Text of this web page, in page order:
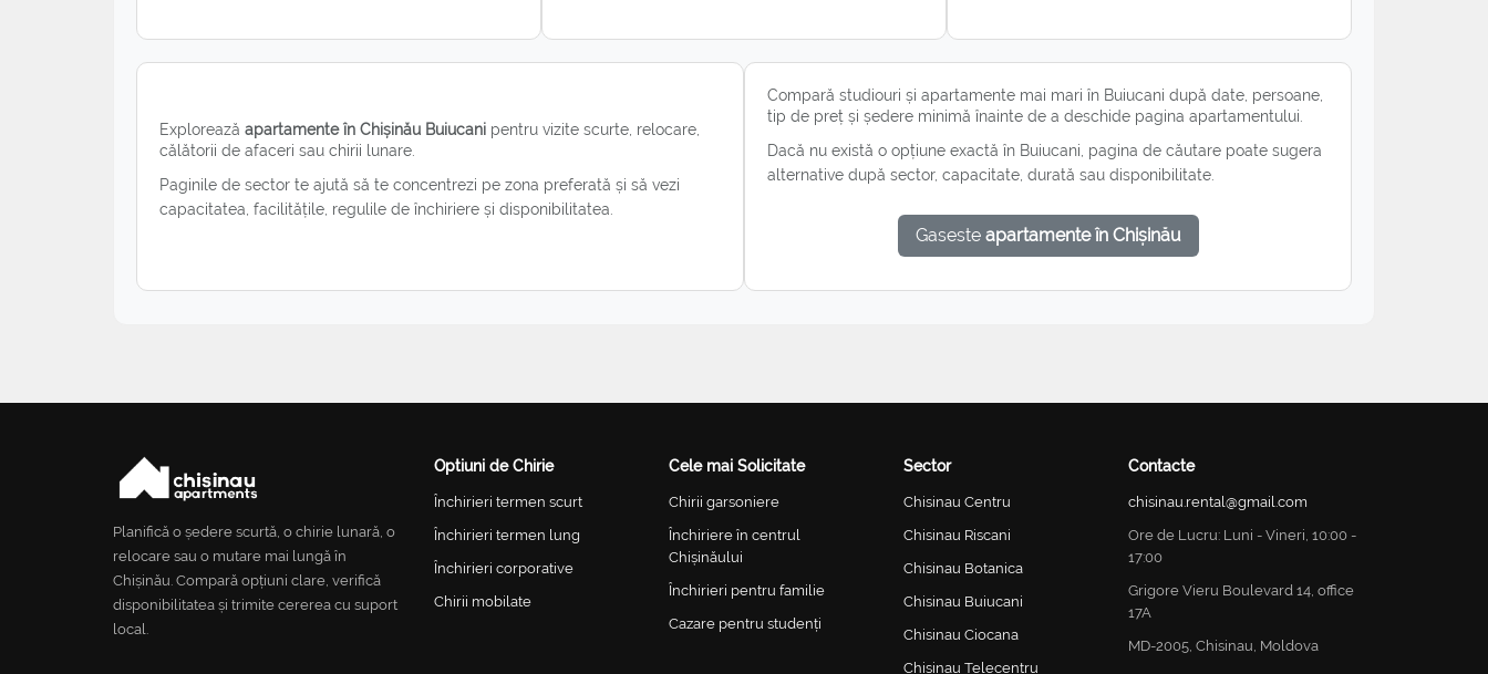
Explorează apartamente în Chișinău Buiucani pentru vizite scurte, relocare,
călătorii de afaceri sau chirii lunare.
Paginile de sector te ajută să te concentrezi pe zona preferată și să vezi
capacitatea, facilitățile, regulile de închiriere și disponibilitatea.
Compară studiouri și apartamente mai mari în Buiucani după date, persoane,
tip de preț și ședere minimă înainte de a deschide pagina apartamentului.
Dacă nu există o opțiune exactă în Buiucani, pagina de căutare poate sugera
alternative după sector, capacitate, durată sau disponibilitate.
Gaseste apartamente în Chișinău
Planifică o ședere scurtă, o chirie lunară, o
relocare sau o mutare mai lungă în
Chișinău. Compară opțiuni clare, verifică
disponibilitatea și trimite cererea cu suport
local.
Optiuni de Chirie
Închirieri termen scurt
Închirieri termen lung
Închirieri corporative
Chirii mobilate
Cele mai Solicitate
Chirii garsoniere
Închiriere în centrul
Chișinăului
Închirieri pentru familie
Cazare pentru studenți
Sector
Chisinau Centru
Chisinau Riscani
Chisinau Botanica
Chisinau Buiucani
Chisinau Ciocana
Chisinau Telecentru
Contacte
chisinau.rental@gmail.com
Ore de Lucru: Luni - Vineri, 10:00 -
17:00
Grigore Vieru Boulevard 14, office
17A
MD-2005, Chisinau, Moldova